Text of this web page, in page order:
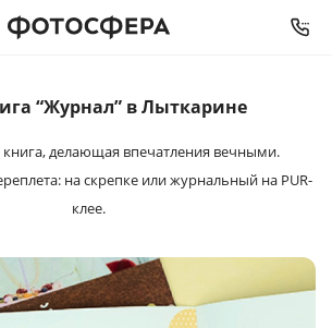
“Журнал” в Лыткарине
делающая впечатления вечными.
наскрепке или журнальный на PUR-
клее.